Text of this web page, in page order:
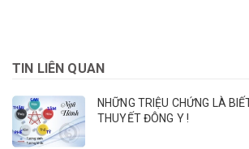
TIN LIÊN QUAN
NHỮNG TRIỆU CHỨNG LÀ
THUYẾT ĐÔNG Y !